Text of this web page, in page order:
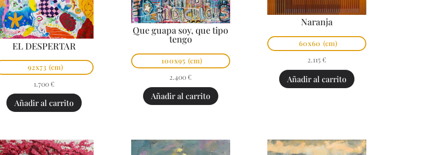
EL DESPERTAR
92x73 (cm)
1.700 €
Añadir al carrito
Que guapa soy, que tipo
tengo
100x95 (cm)
2.400 €
Añadir al carrito
Naranja
60x60 (cm)
2.115 €
Añadir al carrito